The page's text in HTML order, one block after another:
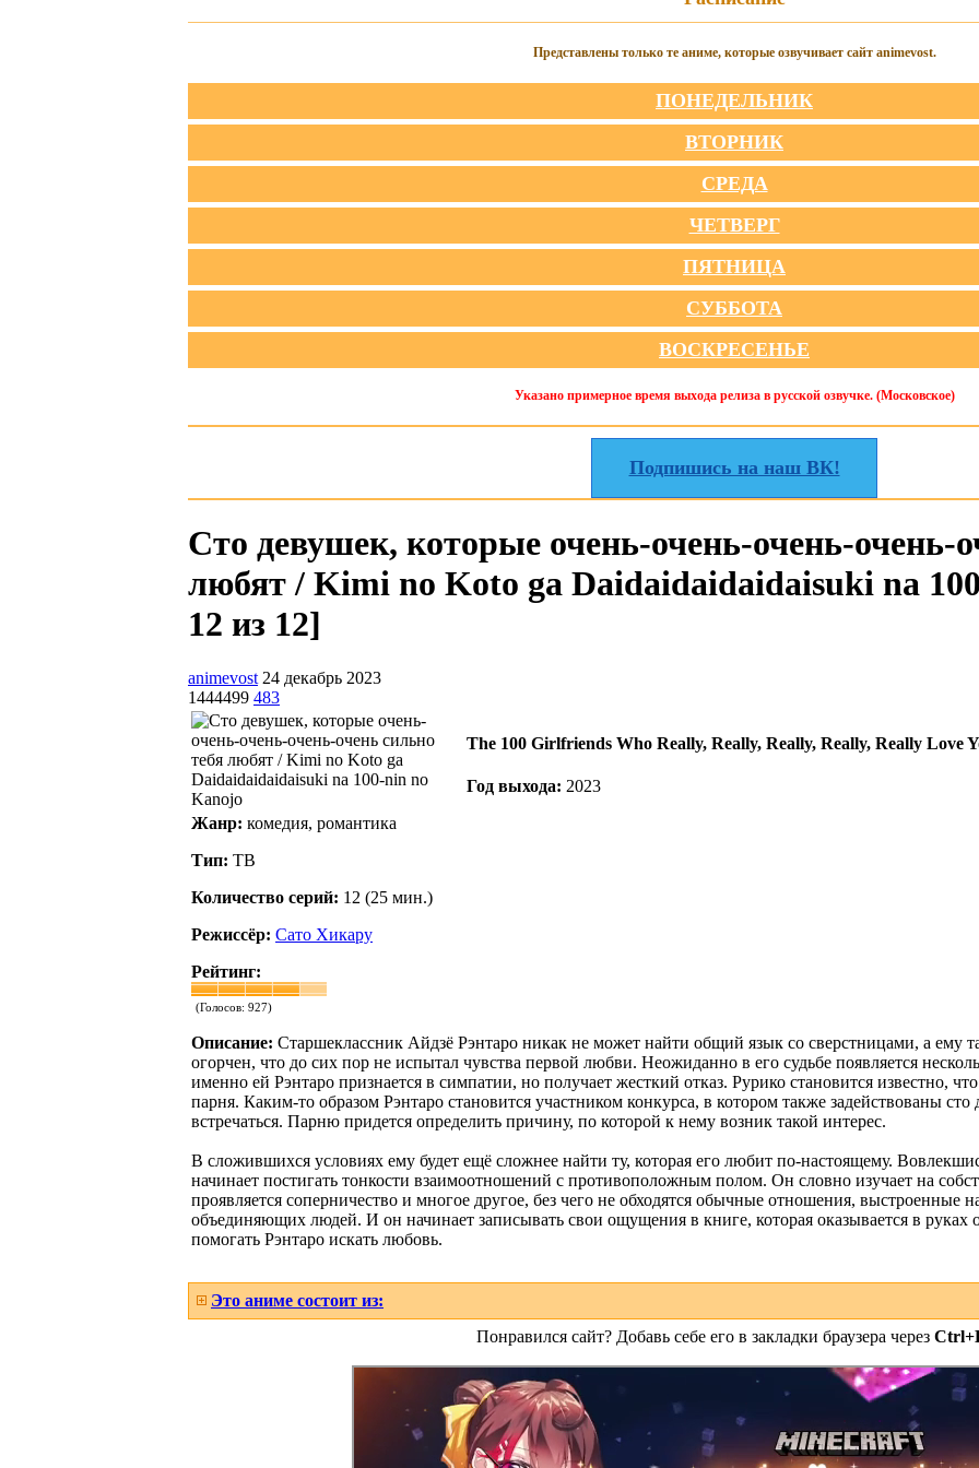
Представлены только те аниме, которые озвучивает сайт animevost.
ПОНЕДЕЛЬНИК
ВТОРНИК
СРЕДА
ЧЕТВЕРГ
ПЯТНИЦА
СУББОТА
ВОСКРЕСЕНЬЕ
Указано примерное время выхода релиза в русской озвучке. (Московское)
Подпишись на наш ВК!
Сто девушек, которые очень-очень-очень-очень-
любят / Kimi no Koto ga Daidaidaidaidaisuki na
12 из 12]
animevost 24 декабрь 2023
1444499 483
The 100 Girlfriends Who Really, Really, Really, Really, Really Love
Год выхода: 2023
Жанр: комедия, романтика
Тип: ТВ
Количество серий: 12 (25 мин.)
Режиссёр: Сато Хикару
Рейтинг:
(Голосов: 927)
Описание: Старшеклассник Айдзё Рэнтаро никак не может найти общий язык со сверстницами, а ему
огорчен, что до сих пор не испытал чувства первой любви. Неожиданно в его судьбе появляется
именно ей Рэнтаро признается в симпатии, но получает жесткий отказ. Рурико становится известно,
парня. Каким-то образом Рэнтаро становится участником конкурса, в котором также задействованы
встречаться. Парню придется определить причину, по которой к нему возник такой интерес.
В сложившихся условиях ему будет ещё сложнее найти ту, которая его любит по-настоящему.
начинает постигать тонкости взаимоотношений с противоположным полом. Он словно изучает на
проявляется соперничество и многое другое, без чего не обходятся обычные отношения, выстроенные
объединяющих людей. И он начинает записывать свои ощущения в книге, которая оказывается в руках
помогать Рэнтаро искать любовь.
Это аниме состоит из:
Понравился сайт? Добавь себе его в закладки браузера через